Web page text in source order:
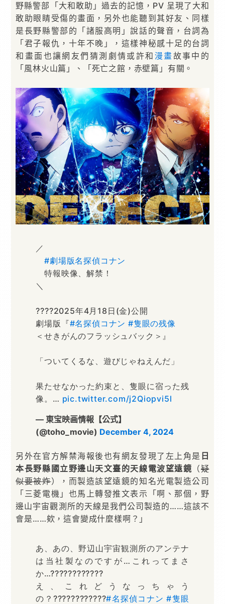
野縣警部「大和敢助」過去的記憶，PV 呈現了大和
敢助眼睛受傷的畫面，另外也能聽到其好友、同樣
是長野縣警部的「諸服高明」說話的聲音，台詞為
「君子報仇，十年不晚」，這樣神秘感十足的台詞
和畫面也讓網友們猜測劇情或許和 漫畫故事中的
「風林火山篇」、「死亡之館，赤壁篇」有關。
／
#劇場版名探偵コナン
特報映像、解禁！
＼
????2025年4月18日(金)公開
劇場版『#名探偵コナン #隻眼の残像
＜せきがんのフラッシュバック＞』
「ついてくるな、遊びじゃねえんだ」
果たせなかった約束と、隻眼に宿った残
像。… pic.twitter.com/j2Qiopvi5l
— 東宝映画情報【公式】
(@toho_movie) December 4, 2024
另外在官方解禁海報後也有網友發現了左上角是 日
本長野縣國立野邊山天文臺的天線電波望遠鏡 （疑
似要被炸），而製造該望遠鏡的知名光電製造公司
「三菱電機」也馬上轉發推文表示「啊、那個，野
邊山宇宙觀測所的天線是我們公司製造的……這該不
會是……欸，這會變成什麼樣啊？」
あ、あの、野辺山宇宙観測所のアンテナ
は当社製なのですが…これってまさ
か…????????????
え、これどうなっちゃう
の？????????????#名探偵コナン #隻眼